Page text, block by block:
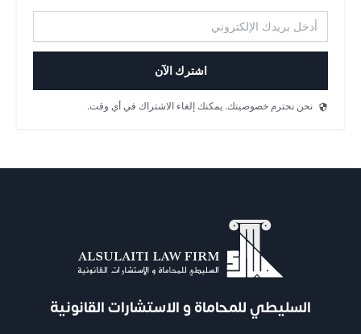
اشترك الآن
نحن نحترم خصوصيتك. يمكنك إلغاء الاشتراك في أي وقت.
السليطي للمحاماة و الاستشارات القانونية